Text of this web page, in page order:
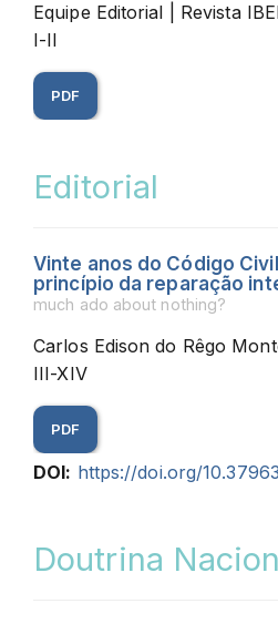
Equipe Editorial | Revista
I-II
PDF
Editorial
Vinte anos do Código
princípio da reparação
much ado about nothing?
Carlos Edison do Rêgo
III-XIV
PDF
DOI: https://doi.org/
Doutrina